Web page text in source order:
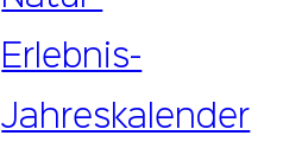
Erlebnis-
Jahreskalender